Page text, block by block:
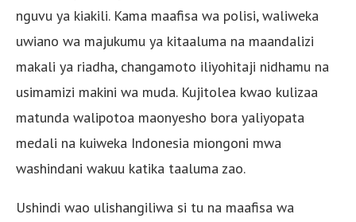
nguvu ya kiakili. Kama maafisa wa polisi, waliweka
uwiano wa majukumu ya kitaaluma na maandalizi
makali ya riadha, changamoto iliyohitaji nidhamu na
usimamizi makini wa muda. Kujitolea kwao kulizaa
matunda walipotoa maonyesho bora yaliyopata
medali na kuiweka Indonesia miongoni mwa
washindani wakuu katika taaluma zao.
Ushindi wao ulishangiliwa si tu na maafisa wa